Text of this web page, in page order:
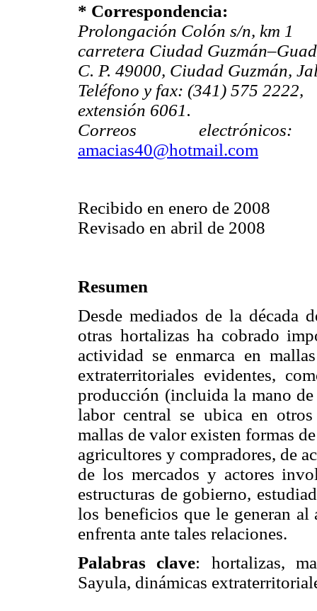
* Correspondencia:
Prolongación Colón s/n, km 1
carretera Ciudad
C. P. 49000, Ciudad Guzmán,
Teléfono y fax: (341) 575 2222,
extensión 6061.
Correos electrónicos:
amacias40@hotmail.com
Recibido en enero de 2008
Revisado en abril de 2008
Resumen
Desde mediados de la
otras hortalizas ha cobrado
actividad se enmarca en
extraterritoriales evidentes,
producción (incluida la mano
labor central se ubica en
mallas de valor existen formas
agricultores y compradores, de
de los mercados y actores
estructuras de gobierno,
los beneficios que le generan
enfrenta ante tales relaciones.
Palabras clave: hortalizas,
Sayula, dinámicas